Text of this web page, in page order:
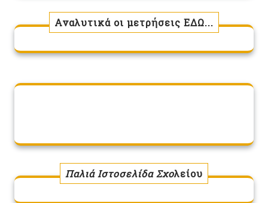
Αναλυτικά οι μετρήσεις ΕΔΩ...
Παλιά Ιστοσελίδα Σχολείου